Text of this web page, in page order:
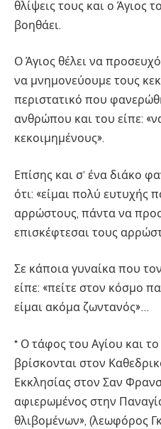
θλίψεις τους και ο Άγιος
βοηθάει.
Ο Άγιος θέλει να
να μνημονεύουμε τους
περιστατικό που
ανθρώπου και του είπε:
κεκοιμημένους».
Επίσης και σ’ ένα διάκο
ότι: «είμαι πολύ ευτυχής
αρρώστους, πάντα να
επισκέφτεσαι τους
Σε κάποια γυναίκα που
είπε: «πείτε στον κόσμο
είμαι ακόμα ζωντανός»…
* Ο τάφος του Αγίου και
βρίσκονται στον
Εκκλησίας στον Σαν
αφιερωμένος στην
θλιβομένων», (λεωφόρος